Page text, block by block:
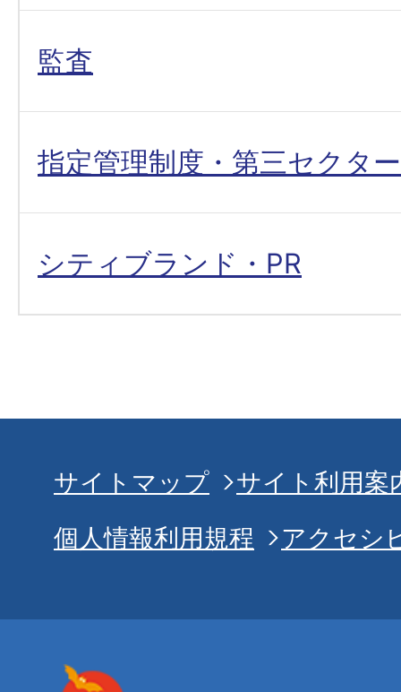
監査
指定管理制度・第三セクター
シティブランド・PR
サイトマップ
サイト利用案
個人情報利用規程
アクセシ